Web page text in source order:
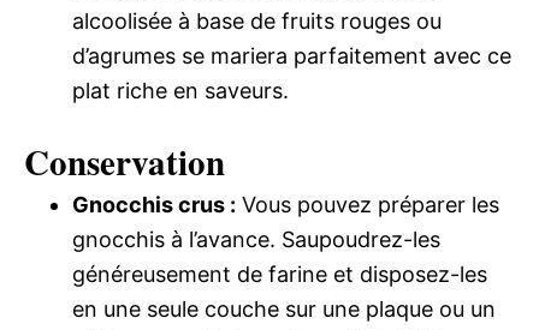
alcoolisée à base de fruits rouges ou
d’agrumes se mariera parfaitement avec ce
plat riche en saveurs.
Conservation
Gnocchis crus : Vous pouvez préparer les
gnocchis à l’avance. Saupoudrez-les
généreusement de farine et disposez-les
en une seule couche sur une plaque ou un